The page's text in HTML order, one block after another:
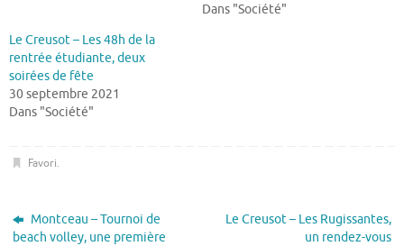
Dans "Société"
Le Creusot – Les 48h de la
rentrée étudiante, deux
soirées de fête
30 septembre 2021
Dans "Société"
Favori.
Montceau – Tournoi de
beach volley, une première
Le Creusot – Les Rugissantes,
un rendez-vous